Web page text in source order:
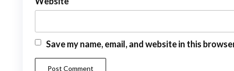
Save my name, email, and website in this